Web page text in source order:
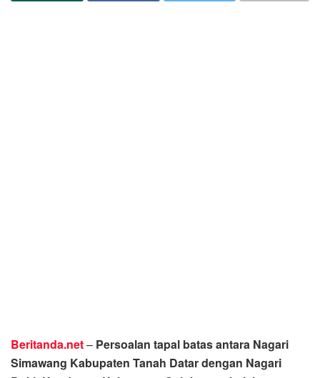
Beritanda.net– Persoalan tapal batas antara Nagari
Simawang Kabupaten Tanah Datar dengan Nagari